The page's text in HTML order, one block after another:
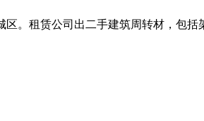
。租赁公司出二手建筑周转材，包